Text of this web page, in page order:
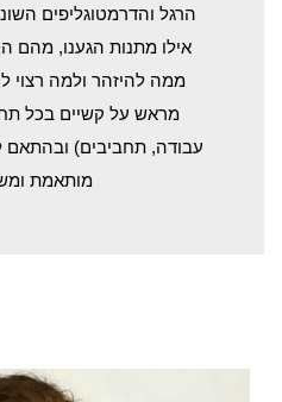
הרגל והדרמטוגליפים
אילו מתנות הגענו, מהם
ממה להיזהר ולמה
מראש על קשיים בכל
עבודה, תחביבים) ובהתאם
מותאמת